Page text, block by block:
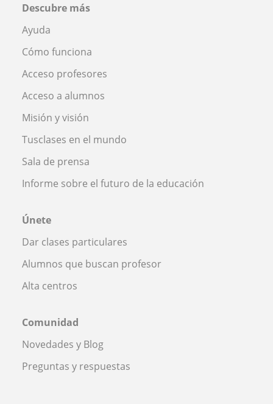
Descubre más
Ayuda
Cómo funciona
Acceso profesores
Acceso a alumnos
Misión y visión
Tusclases en el mundo
Sala de prensa
Informe sobre el futuro de la educación
Únete
Dar clases particulares
Alumnos que buscan profesor
Alta centros
Comunidad
Novedades y Blog
Preguntas y respuestas